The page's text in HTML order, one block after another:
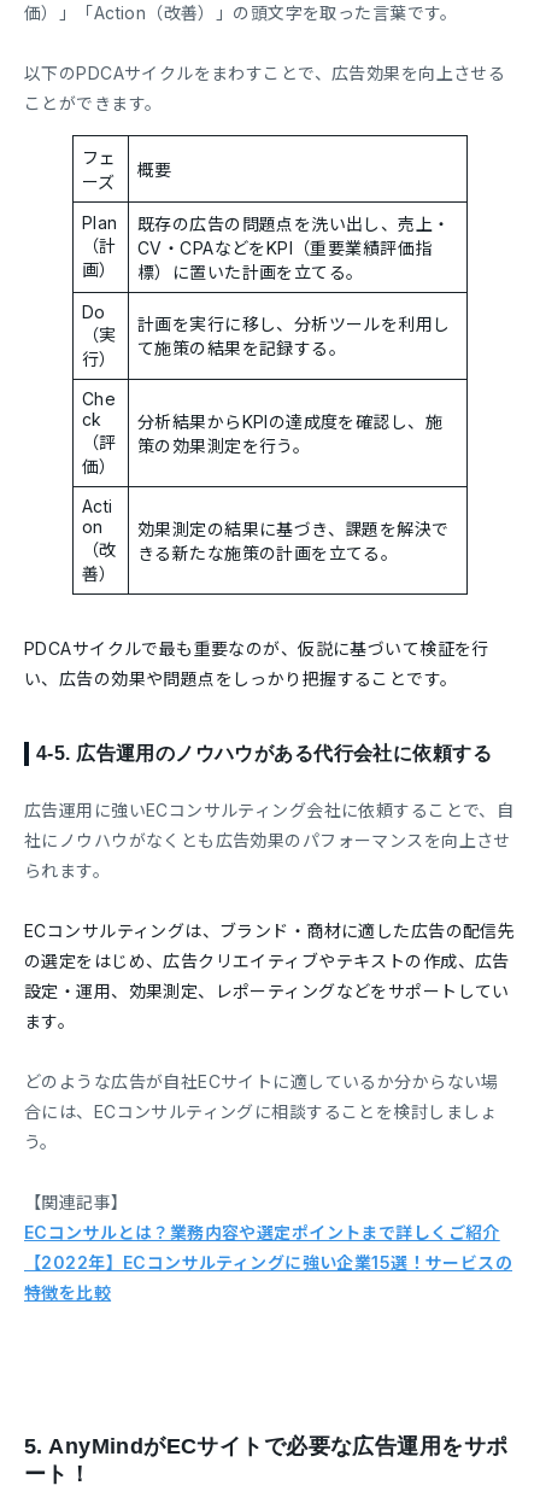
価）」「Action（改善）」の頭文字を取った言葉です。
以下のPDCAサイクルをまわすことで、広告効果を向上させる
ことができます。
フェ
ーズ
概要
Plan
（計
画）
既存の広告の問題点を洗い出し、売上・
CV・CPAなどをKPI（重要業績評価指
標）に置いた計画を立てる。
Do
（実
行）
計画を実行に移し、分析ツールを利用し
て施策の結果を記録する。
Che
ck
（評
価）
分析結果からKPIの達成度を確認し、施
策の効果測定を行う。
Acti
on
（改
善）
効果測定の結果に基づき、課題を解決で
きる新たな施策の計画を立てる。
PDCAサイクルで最も重要なのが、仮説に基づいて検証を行
い、広告の効果や問題点をしっかり把握することです。
4-5. 広告運用のノウハウがある代行会社に依頼する
広告運用に強いECコンサルティング会社に依頼することで、自
社にノウハウがなくとも広告効果のパフォーマンスを向上させ
られます。
ECコンサルティングは、ブランド・商材に適した広告の配信先
の選定をはじめ、広告クリエイティブやテキストの作成、広告
設定・運用、効果測定、レポーティングなどをサポートしてい
ます。
どのような広告が自社ECサイトに適しているか分からない場
合には、ECコンサルティングに相談することを検討しましょ
う。
【関連記事】
ECコンサルとは？業務内容や選定ポイントまで詳しくご紹介
【2022年】ECコンサルティングに強い企業15選！サービスの
特徴を比較
5. AnyMindがECサイトで必要な広告運用をサポ
ート！